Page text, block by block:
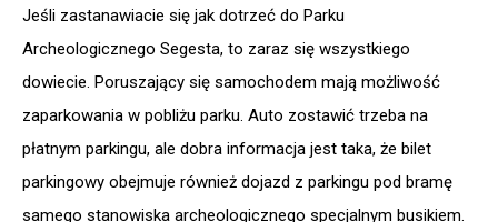
Jeśli zastanawiacie się jak dotrzeć do Parku
Archeologicznego Segesta, to zaraz się wszystkiego
dowiecie. Poruszający się samochodem mają możliwość
zaparkowania w pobliżu parku. Auto zostawić trzeba na
płatnym parkingu, ale dobra informacja jest taka, że bilet
parkingowy obejmuje również dojazd z parkingu pod bramę
samego stanowiska archeologicznego specjalnym busikiem.